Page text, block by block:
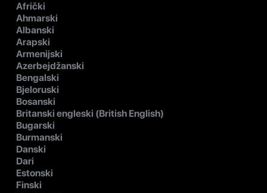
Afrički
Ahmarski
Albanski
Arapski
Armenijski
Azerbejdžanski
Bengalski
Bjeloruski
Bosanski
Britanski engleski (British English)
Bugarski
Burmanski
Danski
Dari
Estonski
Finski